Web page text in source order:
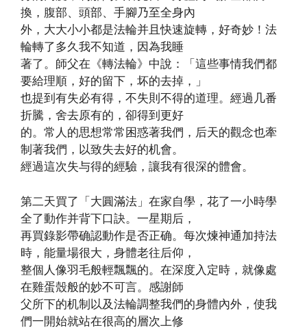
換，腹部、頭部、手腳乃至全身內
外，大大小小都是法輪并且快速旋轉，好奇妙！法
輪轉了多久我不知道，因為我睡
著了。師父在《轉法輪》中說：「這些事情我們都
要給理順，好的留下，坏的去掉，」
也提到有失必有得，不失則不得的道理。經過几番
折騰，舍去原有的，卻得到更好
的。常人的思想常常困惑著我們，后天的觀念也牽
制著我們，以致失去好的机會。
經過這次失与得的經驗，讓我有很深的體會。
第二天買了「大圓滿法」在家自學，花了一小時學
全了動作并背下口訣。一星期后，
再買錄影帶确認動作是否正确。每次煉神通加持法
時，能量場很大，身體老往后仰，
整個人像羽毛般輕飄飄的。在深度入定時，就像處
在雞蛋殼般的妙不可言。感謝師
父所下的机制以及法輪調整我們的身體內外，使我
們一開始就站在很高的層次上修